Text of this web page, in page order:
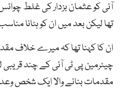
آئی کو عثمان بزدار کی غلط
تھا لیکن بعد میں ان کو ہٹانا
ان کا کہنا تھا کہ میرے خلاف
چیئرمین پی ٹی آئی کے چند
مقدمات بنانے والا ایک شخص